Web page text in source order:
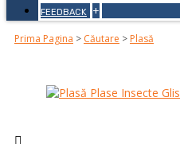
FEEDBACK +
Prima Pagina > Căutare > Plasă